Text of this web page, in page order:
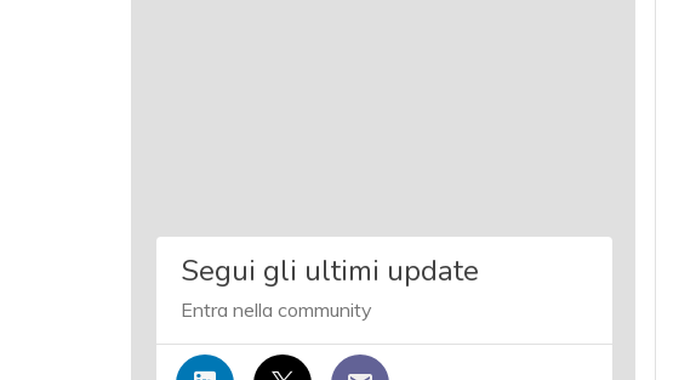
Segui gli ultimi update
Entra nella community